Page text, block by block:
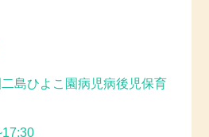
島ひよこ園病児病後児保育